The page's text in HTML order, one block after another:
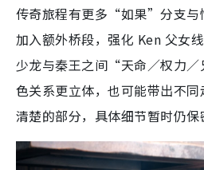
传奇旅程有更多“如果”分支与
加入额外桥段，强化 Ken 父女
少龙与秦王之间“天命／权力
色关系更立体，也可能带出不
清楚的部分，具体细节暂时仍保